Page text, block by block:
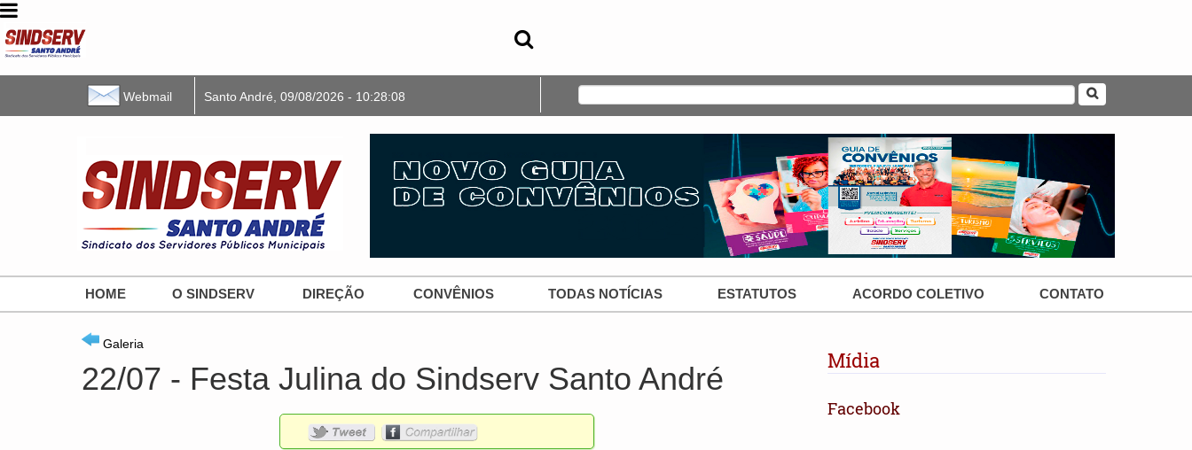
Webmail Santo André, 09/08/2026 - 10:28:09
HOME O SINDSERV DIREÇÃO CONVÊNIOS TODAS NOTÍCIAS ESTATUTOS ACORDO COLETIVO CONTATO
Galeria
22/07 - Festa Julina do Sindserv Santo André
Mídia
Facebook